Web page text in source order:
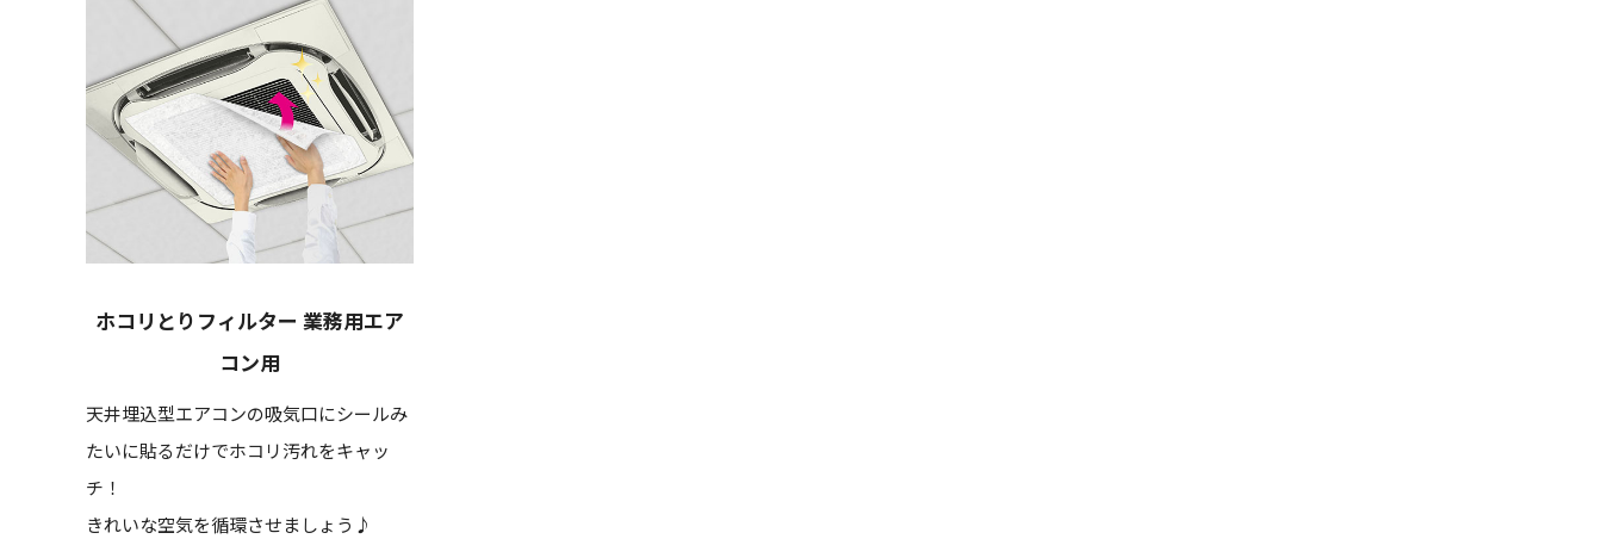
ホコリとりフィルター 業務用エア
コン用
天井埋込型エアコンの吸気口にシールみ
たいに貼るだけでホコリ汚れをキャッ
チ！
きれいな空気を循環させましょう♪